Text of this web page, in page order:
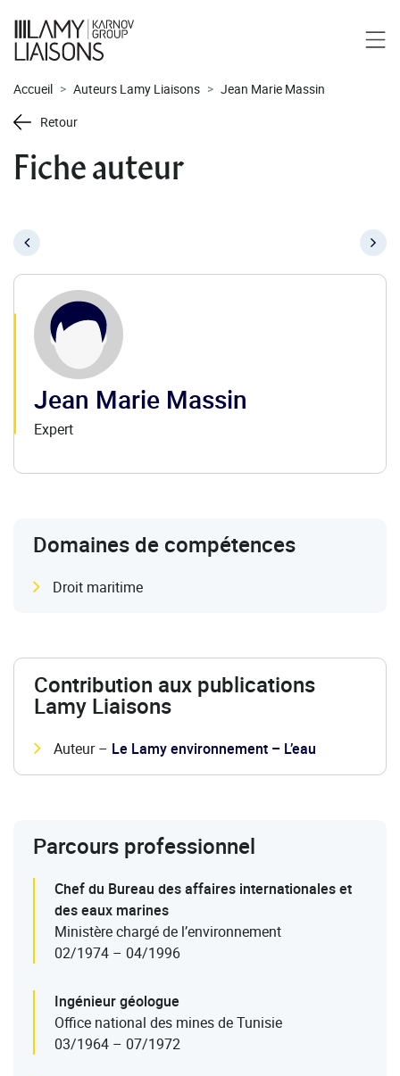
Accueil Auteurs Lamy Liaisons
Jean Marie Massin
Retour
Fiche auteur
Jean Marie Massin
Expert
Domaines de compétences
Droit maritime
Contribution aux publications
Lamy Liaisons
Auteur – Le Lamy environnement – L’eau
Parcours professionnel
Chef du Bureau des affaires internationales et
des eaux marines
Ministère chargé de l’environnement
02/1974 – 04/1996
Ingénieur géologue
Office national des mines de Tunisie
03/1964 – 07/1972